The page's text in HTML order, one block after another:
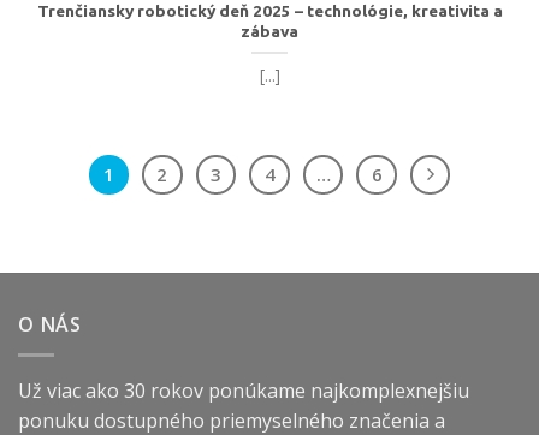
Trenčiansky robotický deň 2025 – technológie, kreativita a
zábava
[...]
1 2 3 4 … 6
O NÁS
Už viac ako 30 rokov ponúkame najkomplexnejšiu
ponuku dostupného priemyselného značenia a